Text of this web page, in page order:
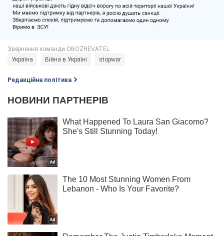
Україна Війна в Україні stopwar
Редакційна політика